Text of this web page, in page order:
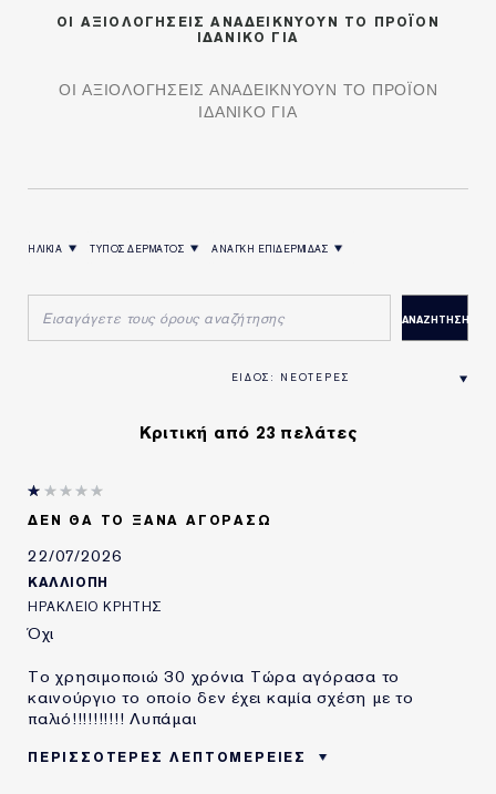
OI ΑΞΙΟΛΟΓΗΣΕΙΣ ΑΝΑΔΕΙΚΝΥΟΥΝ ΤΟ ΠΡΟΪΟΝ
ΙΔΑΝΙΚΟ ΓΙΑ
OI ΑΞΙΟΛΟΓΗΣΕΙΣ ΑΝΑΔΕΙΚΝΥΟΥΝ ΤΟ ΠΡΟΪΟΝ
ΙΔΑΝΙΚΟ ΓΙΑ
ΗΛΙΚΙΑ
ΤΥΠΟΣ ΔΕΡΜΑΤΟΣ
ΑΝΑΓΚΗ ΕΠΙΔΕΡΜΙΔΑΣ
Κριτική από 23 πελάτες
ΔΕΝ ΘΑ ΤΟ ΞΑΝΆ ΑΓΟΡΆΣΩ
22/07/2026
ΚΑΛΛΙΌΠΗ
ΗΡΆΚΛΕΙΟ ΚΡΉΤΗΣ
Όχι
Το χρησιμοποιώ 30 χρόνια Τώρα αγόρασα το
καινούργιο το οποίο δεν έχει καμία σχέση με το
παλιό!!!!!!!!!! Λυπάμαι
ΠΕΡΙΣΣΌΤΕΡΕΣ ΛΕΠΤΟΜΈΡΕΙΕΣ